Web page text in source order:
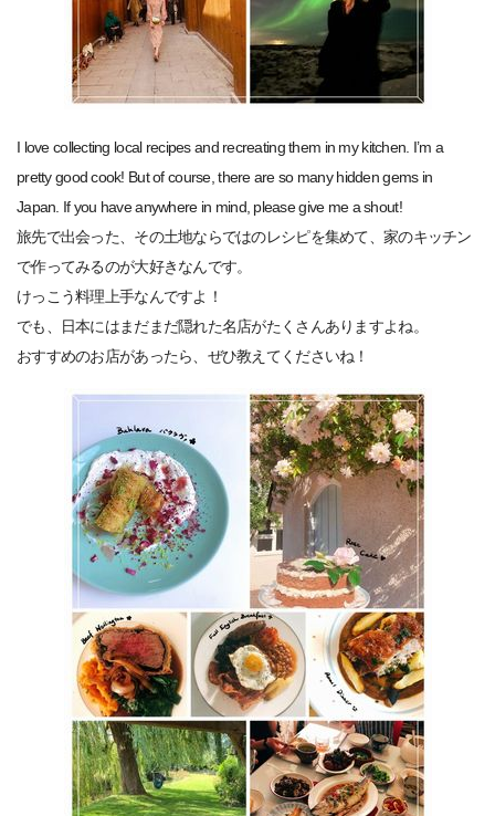
I love collecting local recipes and recreating them in my kitchen. I’m a
pretty good cook! But of course, there are so many hidden gems in
Japan. If you have anywhere in mind, please give me a shout!
旅先で出会った、その土地ならではのレシピを集めて、家のキッチン
で作ってみるのが大好きなんです。
けっこう料理上手なんですよ！
でも、日本にはまだまだ隠れた名店がたくさんありますよね。
おすすめのお店があったら、ぜひ教えてくださいね！